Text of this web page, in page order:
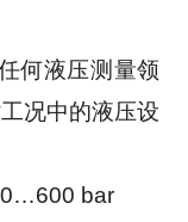
何液压测量领
况中的液压设
bar